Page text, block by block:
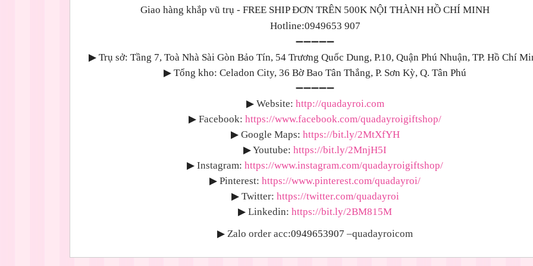
Giao hàng khắp vũ trụ - FREE SHIP ĐƠN TRÊN 500K NỘI THÀNH HỒ CHÍ MINH
Hotline:0949653 907
➖➖➖➖➖
▶Trụ sở: Tầng 7, Toà Nhà Sài Gòn Bảo Tín, 54 Trương Quốc Dung, P.10, Quận Phú Nhuận, TP. Hồ Chí
▶ Tổng kho: Celadon City, 36 Bờ Bao Tân Thắng, P. Sơn Kỳ, Q. Tân Phú
➖➖➖➖➖
▶ Website: http://quadayroi.com
▶ Facebook: https://www.facebook.com/quadayroigiftshop/
▶ Google Maps: https://bit.ly/2MtXfYH
▶Youtube: https://bit.ly/2MnjH5I
▶ Instagram: https://www.instagram.com/quadayroigiftshop/
▶ Pinterest: https://www.pinterest.com/quadayroi/
▶ Twitter: https://twitter.com/quadayroi
▶ Linkedin: https://bit.ly/2BM815M
▶ Zalo order acc:0949653907 –quadayroicom